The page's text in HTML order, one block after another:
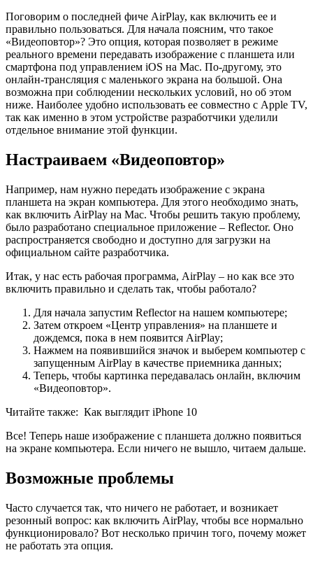
Поговорим о последней фиче AirPlay, как включить ее и
правильно пользоваться. Для начала поясним, что такое
«Видеоповтор»? Это опция, которая позволяет в режиме
реального времени передавать изображение с планшета или
смартфона под управлением iOS на Mac. По-другому, это
онлайн-трансляция с маленького экрана на большой. Она
возможна при соблюдении нескольких условий, но об этом
ниже. Наиболее удобно использовать ее совместно с Apple TV,
так как именно в этом устройстве разработчики уделили
отдельное внимание этой функции.
Настраиваем «Видеоповтор»
Например, нам нужно передать изображение с экрана
планшета на экран компьютера. Для этого необходимо знать,
как включить AirPlay на Mac. Чтобы решить такую проблему,
было разработано специальное приложение – Reflector. Оно
распространяется свободно и доступно для загрузки на
официальном сайте разработчика.
Итак, у нас есть рабочая программа, AirPlay – но как все это
включить правильно и сделать так, чтобы работало?
Для начала запустим Reflector на нашем компьютере;
Затем откроем «Центр управления» на планшете и
дождемся, пока в нем появится AirPlay;
Нажмем на появившийся значок и выберем компьютер с
запущенным AirPlay в качестве приемника данных;
Теперь, чтобы картинка передавалась онлайн, включим
«Видеоповтор».
Читайте также: Как выглядит iPhone 10
Все! Теперь наше изображение с планшета должно появиться
на экране компьютера. Если ничего не вышло, читаем дальше.
Возможные проблемы
Часто случается так, что ничего не работает, и возникает
резонный вопрос: как включить AirPlay, чтобы все нормально
функционировало? Вот несколько причин того, почему может
не работать эта опция.